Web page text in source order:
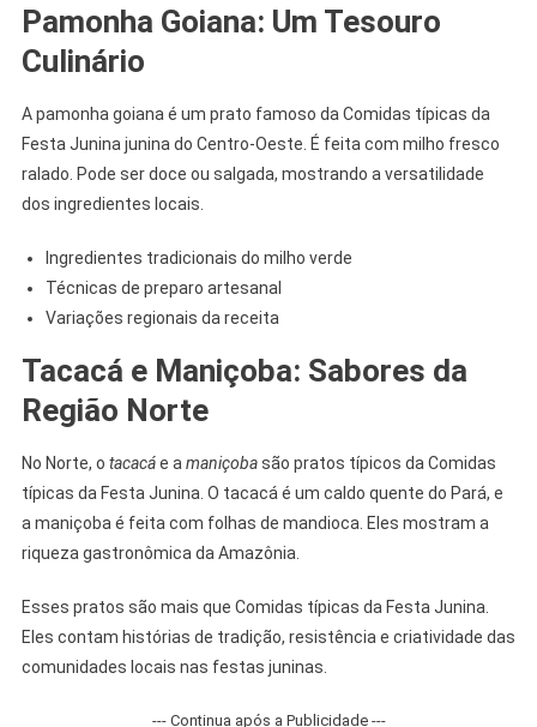
Pamonha Goiana: Um Tesouro
Culinário
A pamonha goiana é um prato famoso da Comidas típicas da
Festa Junina junina do Centro-Oeste. É feita com milho fresco
ralado. Pode ser doce ou salgada, mostrando a versatilidade
dos ingredientes locais.
Ingredientes tradicionais do milho verde
Técnicas de preparo artesanal
Variações regionais da receita
Tacacá e Maniçoba: Sabores da
Região Norte
No Norte, o tacacáe a maniçobasão pratos típicos da Comidas
típicas da Festa Junina. O tacacá é um caldo quente do Pará, e
a maniçoba é feita com folhas de mandioca. Eles mostram a
riqueza gastronômica da Amazônia.
Esses pratos são mais que Comidas típicas da Festa Junina.
Eles contam histórias de tradição, resistência e criatividade das
comunidades locais nas festas juninas.
--- Continua após a Publicidade ---